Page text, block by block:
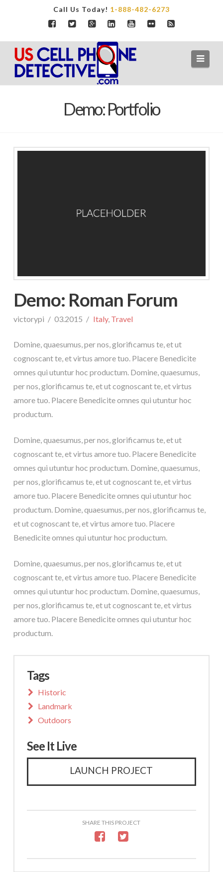
Call Us Today! 1-888-482-6273
Demo: Portfolio
Demo: Roman Forum
victorypi 03.2015 Italy, Travel
Domine, quaesumus, per nos, glorificamus te, et ut
cognoscant te, et virtus amore tuo. Placere Benedicite
omnes qui utuntur hoc productum. Domine, quaesumus,
per nos, glorificamus te, et ut cognoscant te, et virtus
amore tuo. Placere Benedicite omnes qui utuntur hoc
productum.
Domine, quaesumus, per nos, glorificamus te, et ut
cognoscant te, et virtus amore tuo. Placere Benedicite
omnes qui utuntur hoc productum. Domine, quaesumus,
per nos, glorificamus te, et ut cognoscant te, et virtus
amore tuo. Placere Benedicite omnes qui utuntur hoc
productum. Domine, quaesumus, per nos, glorificamus te,
et ut cognoscant te, et virtus amore tuo. Placere
Benedicite omnes qui utuntur hoc productum.
Domine, quaesumus, per nos, glorificamus te, et ut
cognoscant te, et virtus amore tuo. Placere Benedicite
omnes qui utuntur hoc productum. Domine, quaesumus,
per nos, glorificamus te, et ut cognoscant te, et virtus
amore tuo. Placere Benedicite omnes qui utuntur hoc
productum.
Tags
Historic
Landmark
Outdoors
See It Live
LAUNCH PROJECT
SHARE THIS PROJECT